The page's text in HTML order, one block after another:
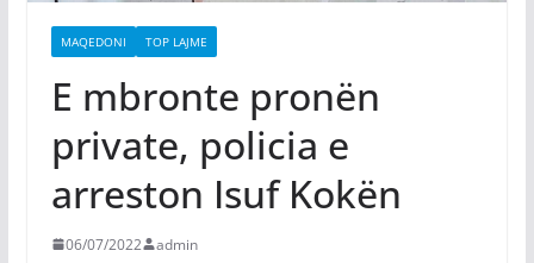
MAQEDONI TOP LAJME
E mbronte pronën
private, policia e
arreston Isuf Kokën
06/07/2022 admin